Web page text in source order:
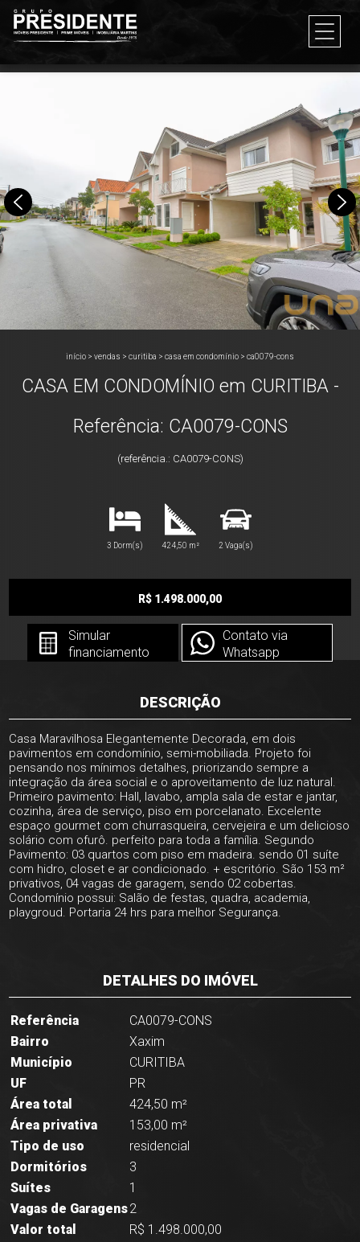
início > vendas > curitiba > casa em condomínio > ca0079-cons
CASA EM CONDOMÍNIO em CURITIBA -
Referência: CA0079-CONS
(referência.: CA0079-CONS)
3 Dorm(s) 424,50 m² 2 Vaga(s)
R$ 1.498.000,00
Simular
financiamento
Contato via
Whatsapp
DESCRIÇÃO
Casa Maravilhosa Elegantemente Decorada, em dois
pavimentos em condomínio, semi-mobiliada. Projeto foi
pensando nos mínimos detalhes, priorizando sempre a
integração da área social e o aproveitamento de luz natural.
Primeiro pavimento: Hall, lavabo, ampla sala de estar e jantar,
cozinha, área de serviço, piso em porcelanato. Excelente
espaço gourmet com churrasqueira, cervejeira e um delicioso
solário com ofurô. perfeito para toda a família. Segundo
Pavimento: 03 quartos com piso em madeira. sendo 01 suíte
com hidro, closet e ar condicionado. + escritório. São 153 m²
privativos, 04 vagas de garagem, sendo 02 cobertas.
Condomínio possui: Salão de festas, quadra, academia,
playgroud. Portaria 24 hrs para melhor Segurança.
DETALHES DO IMÓVEL
Referência
CA0079-CONS
Bairro
Xaxim
Município
CURITIBA
UF
PR
Área total
424,50 m²
Área privativa
153,00 m²
Tipo de uso
residencial
Dormitórios
3
Suítes
1
Vagas de Garagens2
Valor total
R$ 1.498.000,00